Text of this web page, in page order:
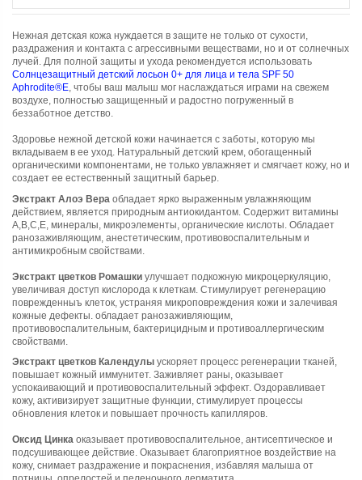
Нежная детская кожа нуждается в защите не только от сухости,
раздражения и контакта с агрессивными веществами, но и от солнечных
лучей. Для полной защиты и ухода рекомендуется использовать
Солнцезащитный детский лосьон 0+ для лица и тела SPF 50
Aphrodite®E, чтобы ваш малыш мог наслаждаться играми на свежем
воздухе, полностью защищенный и радостно погруженный в
беззаботное детство.
Здоровье нежной детской кожи начинается с заботы, которую мы
вкладываем в ее уход. Натуральный детский крем, обогащенный
органическими компонентами, не только увлажняет и смягчает кожу, но и
создает ее естественный защитный барьер.
Экстракт Алоэ Вера обладает ярко выраженным увлажняющим
действием, является природным антиокидантом. Содержит витамины
А,В,С,Е, минералы, микроэлементы, органические кислоты. Обладает
ранозаживляющим, анестетическим, противовоспалительным и
антимикробным свойствами.
Экстракт цветков Ромашки улучшает подкожную микроцеркуляцию,
увеличивая доступ кислорода к клеткам. Стимулирует регенерацию
поврежденныъ клеток, устраняя микроповреждения кожи и залечивая
кожные дефекты. обладает ранозаживляющим,
противовоспалительным, бактерицидным и противоаллергическим
свойствами.
Экстракт цветков Календулы ускоряет процесс регенерации тканей,
повышает кожный иммунитет. Заживляет раны, оказывает
успокаивающий и противовоспалительный эффект. Оздоравливает
кожу, активизирует защитные функции, стимулирует процессы
обновления клеток и повышает прочность капилляров.
Оксид Цинка оказывает противовоспалительное, антисептическое и
подсушивающее действие. Оказывает благоприятное воздействие на
кожу, снимает раздражение и покраснения, избавляя малыша от